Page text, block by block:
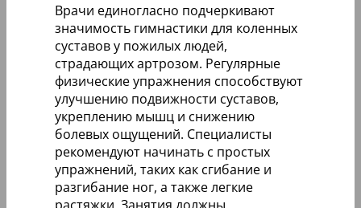
Врачи единогласно подчеркивают
значимость гимнастики для коленных
суставов у пожилых людей,
страдающих артрозом. Регулярные
физические упражнения способствуют
улучшению подвижности суставов,
укреплению мышц и снижению
болевых ощущений. Специалисты
рекомендуют начинать с простых
упражнений, таких как сгибание и
разгибание ног, а также легкие
растяжки. Занятия должны